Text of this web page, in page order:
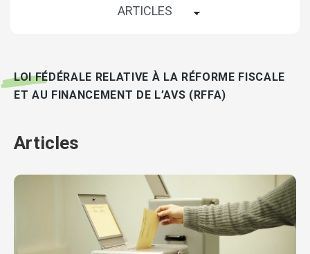
LOI FÉDÉRALE RELATIVE À LA RÉFORME FISCALE
ET AU FINANCEMENT DE L’AVS (RFFA)
Articles